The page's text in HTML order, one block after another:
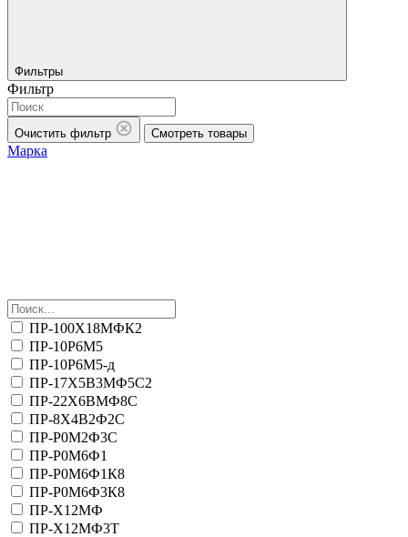
Фильтры
Фильтр
Очистить фильтр Смотреть товары
Марка
ПР-100Х18МФК2
ПР-10Р6М5
ПР-10Р6М5-д
ПР-17Х5В3МФ5С2
ПР-22Х6ВМФ8С
ПР-8Х4В2Ф2С
ПР-Р0М2Ф3С
ПР-Р0М6Ф1
ПР-Р0М6Ф1К8
ПР-Р0М6Ф3К8
ПР-Х12МФ
ПР-Х12МФ3Т